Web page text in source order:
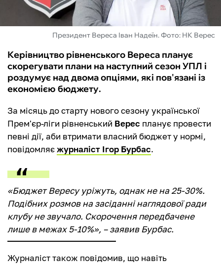
БУКМЕКЕРИ
Президент Вереса Іван Надеїн. Фото: НК Верес
Керівництво рівненського Вереса планує
скорегувати плани на наступний сезон УПЛ і
роздумує над двома опціями, які пов'язані із
економією бюджету.
За місяць до старту нового сезону української
Прем'єр-ліги рівненський Верес планує провести
певні дії, аби втримати власний бюджет у нормі,
повідомляєжурналіст Ігор Бурбас.
«Бюджет Вересу уріжуть, однак не на 25-30%.
Подібних розмов на засіданні наглядової ради
клубу не звучало. Скорочення передбачене
лише в межах 5-10%», – заявив Бурбас.
Журналіст також повідомив, що навіть